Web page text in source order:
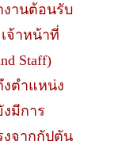
งานต้อนรับ
จ้าหน้าที่
Staff)
งตำแหน่ง
มีการ
งจากกัปตัน